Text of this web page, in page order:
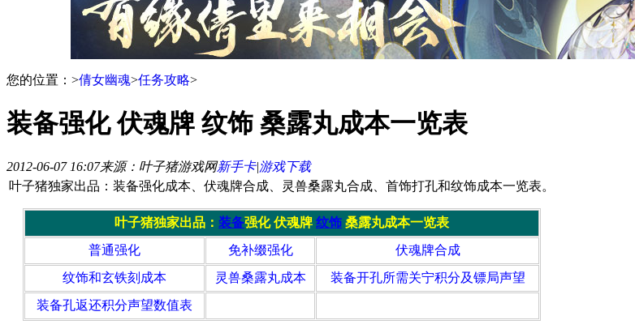
您的位置： >倩女幽魂>任务攻略>
装备强化 伏魂牌 纹饰 桑露丸成本一览表
2012-06-07 16:07来源：叶子猪游戏网新手卡| 游戏下载
叶子猪独家出品：装备强化成本、伏魂牌合成、灵兽桑露丸合成、首饰打孔和纹饰成本一览表。
叶子猪独家出品： 装备强化 伏魂牌 纹饰 桑露丸成本一览表
普通强化
免补缀强化
伏魂牌合成
纹饰和玄铁刻成本
灵兽桑露丸成本
装备开孔所需关宁积分及镖局声望
装备孔返还积分声望数值表